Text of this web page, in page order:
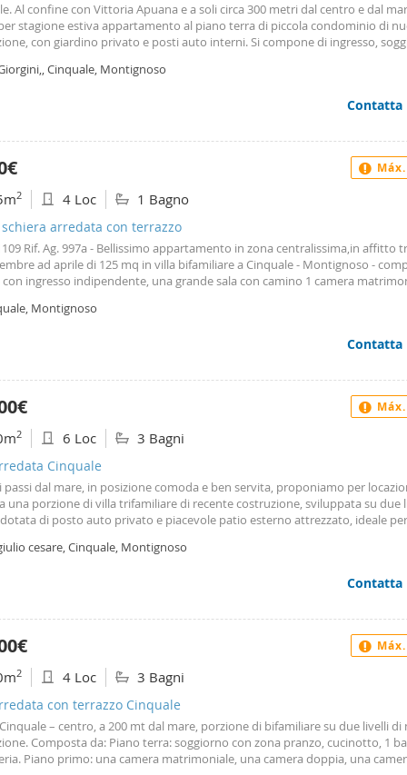
Al confine con Vittoria Apuana e a soli circa 300 metri dal centro e dal
stagione estiva appartamento al piano terra di piccola condominio di
con giardino privato e posti auto interni. Si compone di ingresso,
camera da letto matrimoniale e ulteriore bagno. L'appartamento dispone di
annuale è 35. 000€ -stagione lunga da aprile ad ottobre 30. 000€ -giugno-
15. 000€
Cinquale, Montignoso
Contatta
2 4 Loc 1 Bagno
arredata con terrazzo
Rif. Ag. 997a - Bellissimo appartamento in zona centralissima,in affitto
ad aprile di 125 mq in villa bifamiliare a Cinquale - Montignoso -
con ingresso indipendente, una grande sala con camino 1 camera
Montignoso
Contatta
2 6 Loc 3 Bagni
Cinquale
passi dal mare, in posizione comoda e ben servita, proponiamo per
una porzione di villa trifamiliare di recente costruzione, sviluppata su due
di posto auto privato e piacevole patio esterno attrezzato, ideale
luminose che creano un’atmosfera accogliente e rilassante, perfetta per una
cucina abitabile completamente attrezzata, luminoso soggiorno con zona
e una camera doppia. La zona esterna rappresenta un vero valore
consente di vivere appieno gli spazi all’aperto in totale comfort, con la
esterno per le giornate estive. Dotazioni: l’immobile è completo di
posto auto riservato, Smart tv nel soggiorno, Wi-Fi, patio esterno
esterno, forno elettrico, lavatrice, lavastoviglie, zanzariere e asciugacapelli.
da agosto 2026 it045011c29litjen5 – cin si precisa che il prezzo
è puramente indicativo e può variare, sia in aumento che in diminuzione, in
scelto e alla durata del soggiorno. Per soluzioni personalizzate e un
vi invitiamo a contattarci.
cesare, Cinquale, Montignoso
Contatta
2 4 Loc 3 Bagni
con terrazzo Cinquale
Cinquale – centro, a 200 mt dal mare, porzione di bifamiliare su due livelli di
Composta da: Piano terra: soggiorno con zona pranzo, cucinotto, 1
Piano primo: una camera matrimoniale, una camera doppia, una